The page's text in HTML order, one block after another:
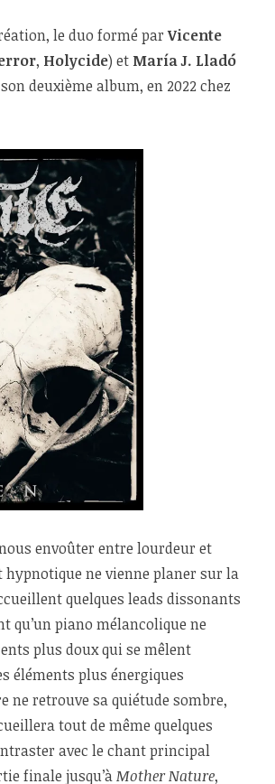
le duo formé parVicente
, Holycide) et María J. Lladó
deuxième album, en 2022 chez
envoûter entre lourdeur et
ne vienne planer sur la
quelques leads dissonants
qu’un piano mélancolique ne
plus doux qui se mêlent
éléments plus énergiques
ne retrouve sa quiétude sombre,
tout de même quelques
avec le chant principal
finale jusqu’àMother Nature,